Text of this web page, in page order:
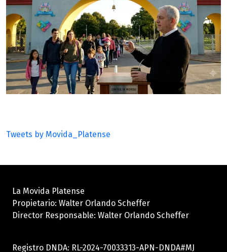
Tweets by Movida_Platense
La Movida Platense
Propietario: Walter Orlando Scheffer
Director Responsable: Walter Orlando Scheffer
Registro DNDA: RL-2024-70033313-APN-DNDA#MJ